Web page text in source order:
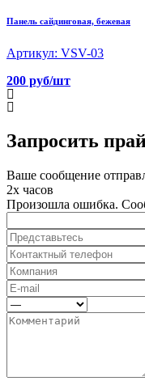
Панель сайдинговая, бежевая
Артикул: VSV-03
200 руб/шт
Запросить
Ваше сообщение
2х часов
Произошла ошибка.